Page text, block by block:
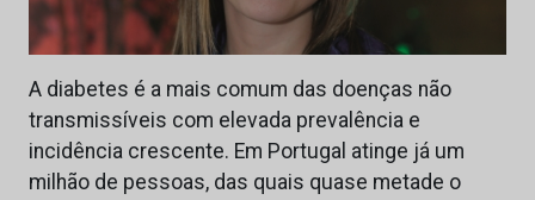
A diabetes é a mais comum das doenças não
transmissíveis com elevada prevalência e
incidência crescente. Em Portugal atinge já um
milhão de pessoas, das quais quase metade o